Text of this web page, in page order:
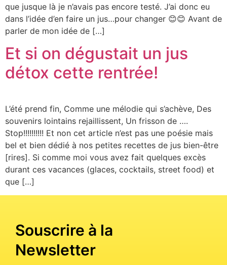
que jusque là je n’avais pas encore testé. J’ai donc eu
dans l’idée d’en faire un jus…pour changer 😊😊 Avant de
parler de mon idée de […]
Et si on dégustait un jus
détox cette rentrée!
L’été prend fin, Comme une mélodie qui s’achève, Des
souvenirs lointains rejaillissent, Un frisson de ….
Stop!!!!!!!!!! Et non cet article n’est pas une poésie mais
bel et bien dédié à nos petites recettes de jus bien-être
[rires]. Si comme moi vous avez fait quelques excès
durant ces vacances (glaces, cocktails, street food) et
que […]
Souscrire à la
Newsletter